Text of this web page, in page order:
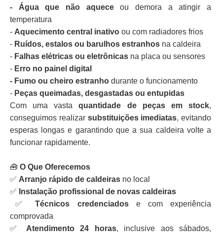
- Água que não aqueceou demora a atingir a
temperatura
- Aquecimento central inativo ou com radiadores frios
- Ruídos, estalos ou barulhos estranhos na caldeira
- Falhas elétricas ou eletrônicas na placa ou sensores
- Erro no painel digital
- Fumo ou cheiro estranho durante o funcionamento
- Peças queimadas, desgastadas ou entupidas
Com uma vastaquantidade de peças em stock,
conseguimos realizar substituições imediatas, evitando
esperas longas e garantindo que a sua caldeira volte a
funcionar rapidamente.
🧰 O Que Oferecemos
✅ Arranjo rápido de caldeiras no local
✅ Instalação profissional de novas caldeiras
✅Técnicos credenciadose com experiência
comprovada
✅ Atendimento 24 horas, inclusive aos sábados,